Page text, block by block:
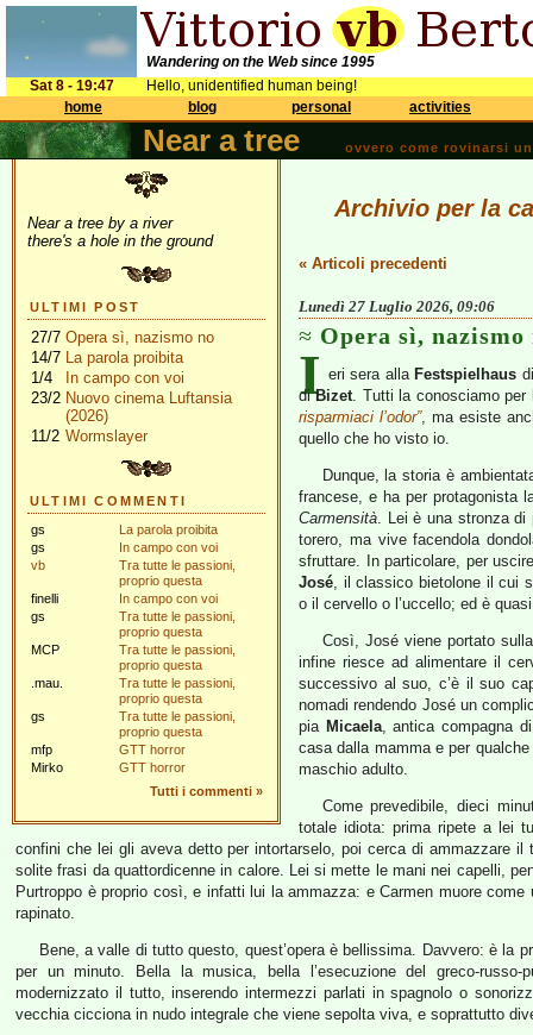
Wandering on the Web since 1995
Sat 8 - 19:47
Hello, unidentified human being!
home
blog personal activities
Near a tree ovvero come rovinarsi
Near a tree by a river
there's a hole in the ground
ULTIMI POST
27/7 Opera sì, nazismo no
14/7 La parola proibita
1/4
In campo con voi
23/2 Nuovo cinema Luftansia
(2026)
11/2 Wormslayer
ULTIMI COMMENTI
gs
La parola proibita
gs
In campo con voi
vb
Tra tutte le passioni,
proprio questa
finelli
In campo con voi
gs
Tra tutte le passioni,
proprio questa
MCP
Tra tutte le passioni,
proprio questa
.mau.
Tra tutte le passioni,
proprio questa
gs
Tra tutte le passioni,
proprio questa
mfp
GTT horror
Mirko
GTT horror
Tutti i commenti »
Archivio per la
« Articoli precedenti
Lunedì 27 Luglio 2026, 09:06
Opera sì, nazismo
I eri sera alla Festspielhaus
diBizet. Tutti la conosciamo
risparmiaci l’odor”, ma esiste
quello che ho visto io.
Dunque, la storia è
francese, e ha per protagonista
Carmensità. Lei è una stronza di
torero, ma vive facendola
sfruttare. In particolare, per
José, il classico bietolone il cui
o il cervello o l’uccello; ed è
Così, José viene portato
infine riesce ad alimentare il
successivo al suo, c’è il suo
nomadi rendendo José un
pia Micaela, antica compagna
casa dalla mamma e per
maschio adulto.
Come prevedibile, dieci
totale idiota: prima ripete a lei
confini che lei gli aveva detto per intortarselo, poi cerca di ammazzare
solite frasi da quattordicenne in calore. Lei si mette le mani nei capelli,
Purtroppo è proprio così, e infatti lui la ammazza: e Carmen muore
rapinato.
Bene, a valle di tutto questo, quest’opera è bellissima. Davvero: è la
per un minuto. Bella la musica, bella l’esecuzione del greco-russo-
modernizzato il tutto, inserendo intermezzi parlati in spagnolo o
vecchia cicciona in nudo integrale che viene sepolta viva, e soprattutto